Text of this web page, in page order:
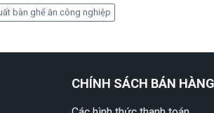
bàn ghế ăn công nghiệp
CHÍNH SÁCH BÁN HÀNG